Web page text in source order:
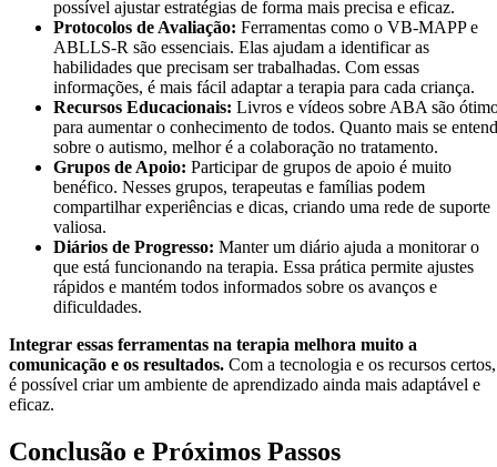
possível ajustar estratégias de forma mais precisa e eficaz.
Protocolos de Avaliação: Ferramentas como o VB-MAPP e
ABLLS-R são essenciais. Elas ajudam a identificar as
habilidades que precisam ser trabalhadas. Com essas
informações, é mais fácil adaptar a terapia para cada criança.
Recursos Educacionais: Livros e vídeos sobre ABA são
para aumentar o conhecimento de todos. Quanto mais se
sobre o autismo, melhor é a colaboração no tratamento.
Grupos de Apoio: Participar de grupos de apoio é muito
benéfico. Nesses grupos, terapeutas e famílias podem
compartilhar experiências e dicas, criando uma rede de suporte
valiosa.
Diários de Progresso: Manter um diário ajuda a monitorar o
que está funcionando na terapia. Essa prática permite ajustes
rápidos e mantém todos informados sobre os avanços e
dificuldades.
Integrar essas ferramentas na terapia melhora muito a
comunicação e os resultados. Com a tecnologia e os recursos certos,
é possível criar um ambiente de aprendizado ainda mais adaptável e
eficaz.
Conclusão e Próximos Passos